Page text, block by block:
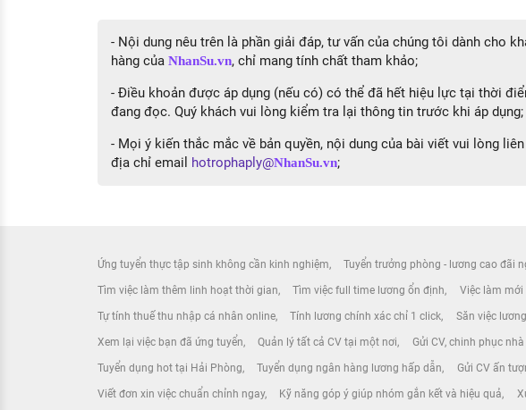
- Nội dung nêu trên là phần giải đáp, tư vấn của chúng tôi dành cho
hàng của NhanSu.vn, chỉ mang tính chất tham khảo;
- Điều khoản được áp dụng (nếu có) có thể đã hết hiệu lực tại thời
đang đọc. Quý khách vui lòng kiểm tra lại thông tin trước khi áp dụng;
- Mọi ý kiến thắc mắc về bản quyền, nội dung của bài viết vui lòng
địa chỉ email hotrophaply@NhanSu.vn;
Ứng tuyển thực tập sinh không cần kinh nghiệm Tuyển trưởng phòng - lương cao đãi
Tìm việc làm thêm linh hoạt thời gian Tìm việc full time lương ổn định Việc làm
Tự tính thuế thu nhập cá nhân online Tính lương chính xác chỉ 1 click Săn việc
Xem lại việc bạn đã ứng tuyển Quản lý tất cả CV tại một nơi Gửi CV, chinh phục
Tuyển dụng hot tại Hải Phòng Tuyển dụng ngân hàng lương hấp dẫn Gửi CV ấn
Viết đơn xin việc chuẩn chỉnh ngay Kỹ năng góp ý giúp nhóm gắn kết và hiệu quả